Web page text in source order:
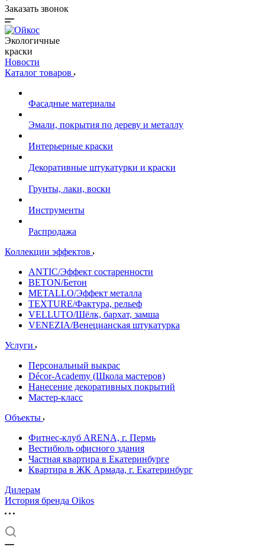
Заказать звонок
Экологичные
краски
Новости
Каталог товаров
Фасадные материалы
Эмали, покрытия по дереву и металлу
Интерьерные краски
Декоративные штукатурки и краски
Грунты, лаки, воски
Инструменты
Распродажа
Коллекции эффектов
ANTIC/Эффект состаренности
BETON/Бетон
METALLO/Эффект металла
TEXTURE/Фактура, рельеф
VELLUTO/Шёлк, бархат, замша
VENEZIA/Венецианская штукатурка
Услуги
Персональный выкрас
Décor-Academy (Школа мастеров)
Нанесение декоративных покрытий
Мастер-класс
Объекты
Фитнес-клуб ARENA, г. Пермь
Вестибюль офисного здания
Частная квартира в Екатеринбурге
Квартира в ЖК Армада, г. Екатеринбург
Дилерам
История бренда Oikos